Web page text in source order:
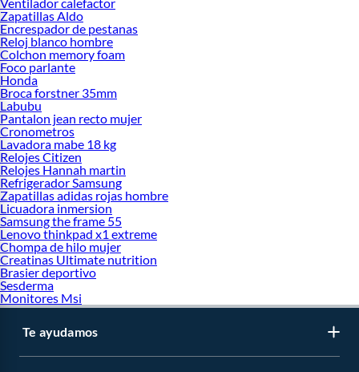
Ventilador calefactor
Zapatillas Aldo
Encrespador de pestanas
Reloj blanco hombre
Colchon memory foam
Foco parlante
Honda
Broca forstner 35mm
Labubu
Pantalon jean recto mujer
Cronometros
Lavadora mabe 18 kg
Relojes Citizen
Relojes Hannah martin
Refrigerador Samsung
Zapatillas adidas rojas hombre
Licuadora inmersion
Samsung the frame 55
Lenovo thinkpad x1 extreme
Chompa de hilo mujer
Creatinas Ultimate nutrition
Brasier deportivo
Sesderma
Monitores Msi
Te ayudamos